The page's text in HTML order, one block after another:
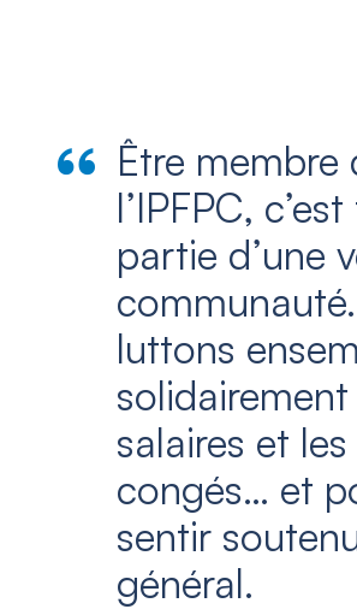
Être membre
l’IPFPC,
partie d’une
luttons
salaires et les
congés… et
sentir
général.